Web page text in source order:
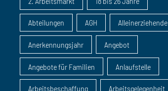
Abteilungen AGH Alleinerziehende
Anerkennungsjahr Angebot
Angebote für Familien Anlaufstelle
Arbeitsbeschaffung Arbeitsgelegenheit